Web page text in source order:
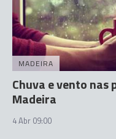
MADEIRA
Chuva e vento nas
Madeira
4 Abr 09:00